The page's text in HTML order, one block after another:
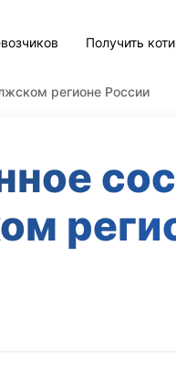
Получить
регионе России